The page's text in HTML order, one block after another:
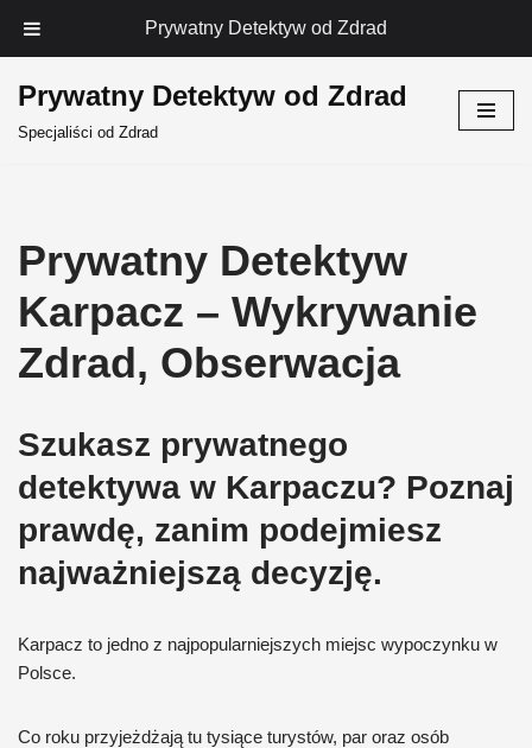
Prywatny Detektyw od Zdrad
Prywatny Detektyw od Zdrad
Specjaliści od Zdrad
Prywatny Detektyw
Karpacz – Wykrywanie
Zdrad, Obserwacja
Szukasz prywatnego
detektywa w Karpaczu? Poznaj
prawdę, zanim podejmiesz
najważniejszą decyzję.
Karpacz to jedno z najpopularniejszych miejsc wypoczynku w
Polsce.
Co roku przyjeżdżają tu tysiące turystów, par oraz osób